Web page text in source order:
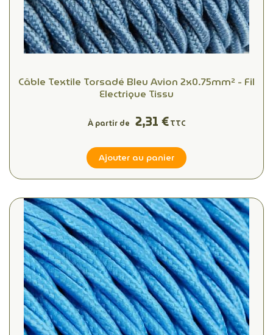
Câble Textile Torsadé Bleu Avion 2x0.75mm² - Fil
Electrique Tissu
À partir de 2,31 €TTC
Ajouter au panier